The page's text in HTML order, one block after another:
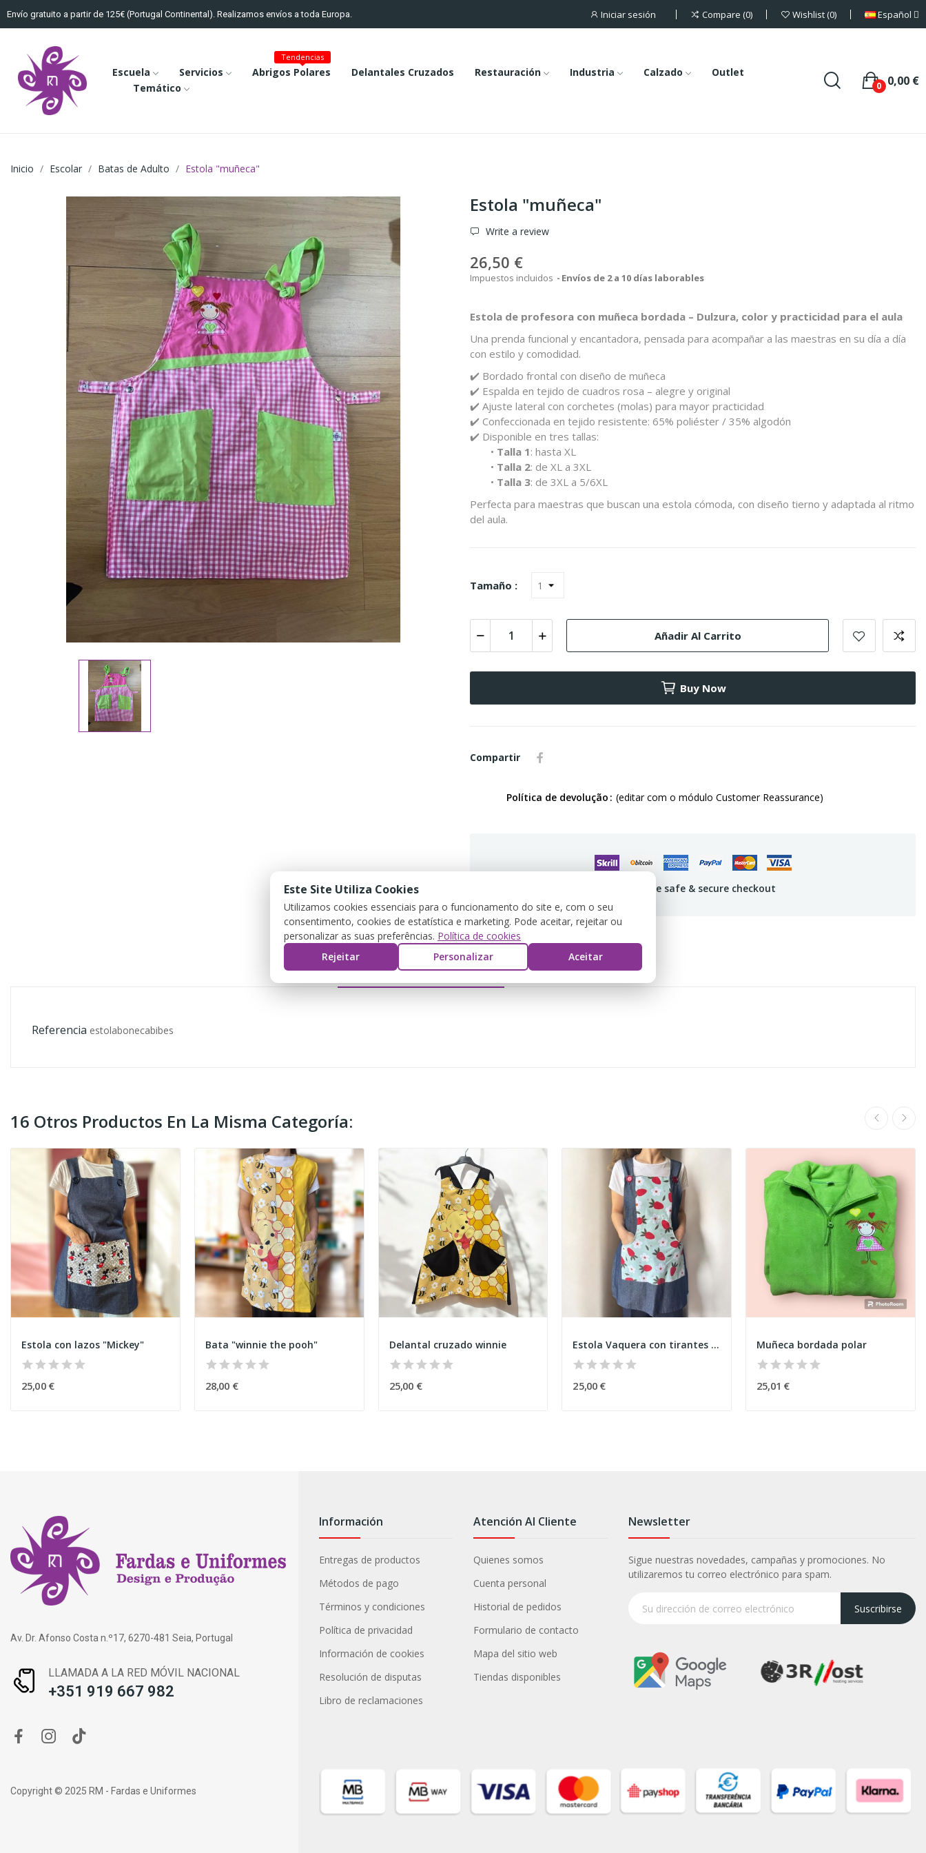
Envío gratuito a partir de 125€ (Portugal Continental). Realizamos envíos a toda Europa. Iniciar sesión Compare 0 Wishlist 0 Español
Escuela Servicios Abrigos Polares
Tendencias
Delantales Cruzados Restauración Industria Calzado
Outlet
Temático
0,00 €
0
Inicio Escolar Batas de Adulto Estola "muñeca"
Estola "muñeca"
Write a review
26,50 €
Impuestos incluidos Envíos de 2 a 10 días laborables
Estola de profesora con muñeca bordada – Dulzura, color y practicidad para el aula
Una prenda funcional y encantadora, pensada para acompañar a las maestras en su día a día
con estilo y comodidad.
✔️ Bordado frontal con diseño de muñeca
✔️ Espalda en tejido de cuadros rosa – alegre y original
✔️ Ajuste lateral con corchetes (molas) para mayor practicidad
✔️ Confeccionada en tejido resistente: 65% poliéster / 35% algodón
✔️ Disponible en tres tallas:
• Talla 1: hasta XL
• Talla 2: de XL a 3XL
• Talla 3: de 3XL a 5/6XL
Perfecta para maestras que buscan una estola cómoda, con diseño tierno y adaptada al ritmo
del aula.
Tamaño :
Añadir Al Carrito
Buy Now
Compartir
Política de devolução (editar com o módulo Customer Reassurance)
Guarantee safe & secure checkout
DETALLES DEL PRODUCTO REVIEWS
Referencia estolabonecabibes
16 Otros Productos En La Misma Categoría:
Estola con lazos "Mickey"
25,00 €
Bata "winnie the pooh"
28,00 €
Delantal cruzado winnie
25,00 €
Estola Vaquera con tirantes "Fresas"
25,00 €
Muñeca bordada polar
25,01 €
Av. Dr. Afonso Costa n.º17, 6270-481 Seia, Portugal
LLAMADA A LA RED MÓVIL NACIONAL
+351 919 667 982
Información
Entregas de productos
Métodos de pago
Términos y condiciones
Política de privacidad
Información de cookies
Resolución de disputas
Libro de reclamaciones
Atención Al Cliente
Quienes somos
Cuenta personal
Historial de pedidos
Formulario de contacto
Mapa del sitio web
Tiendas disponibles
Newsletter
Sigue nuestras novedades, campañas y promociones. No
utilizaremos tu correo electrónico para spam.
Suscribirse
Copyright © 2025 RM - Fardas e Uniformes
Este Site Utiliza Cookies
Utilizamos cookies essenciais para o funcionamento do site e, com o seu
consentimento, cookies de estatística e marketing. Pode aceitar, rejeitar ou
personalizar as suas preferências. Política de cookies
Rejeitar
Personalizar Aceitar